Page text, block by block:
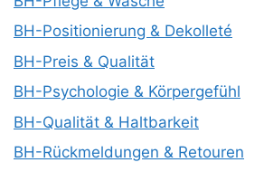
BH-Positionierung & Dekolleté
BH-Preis & Qualität
BH-Psychologie & Körpergefühl
BH-Qualität & Haltbarkeit
BH-Rückmeldungen & Retouren